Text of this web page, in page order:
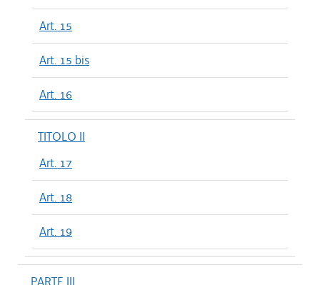
Art. 15
Art. 15 bis
Art. 16
TITOLO II
Art. 17
Art. 18
Art. 19
PARTE III